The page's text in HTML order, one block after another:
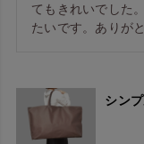
てもきれいでした
たいです。ありが
シン